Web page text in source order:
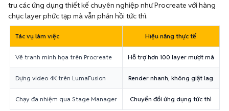
tru các ứng dụng thiết kế chuyên nghiệp như Procreate với hàng
chục layer phức tạp mà vẫn phản hồi tức thì.
Tác vụ làm việc Hiệu năng thực tế
Vẽ tranh minh họa trên Procreate Hỗ trợ hơn 100 layer mượt mà
Dựng video 4K trên LumaFusion Render nhanh, không giật lag
Chạy đa nhiệm qua Stage Manager Chuyển đổi ứng dụng tức thì